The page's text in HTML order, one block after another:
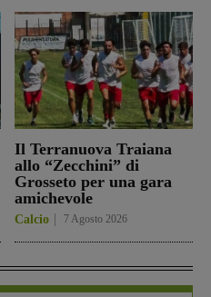
Il Terranuova Traiana
allo “Zecchini” di
Grosseto per una gara
amichevole
Calcio 7 Agosto 2026